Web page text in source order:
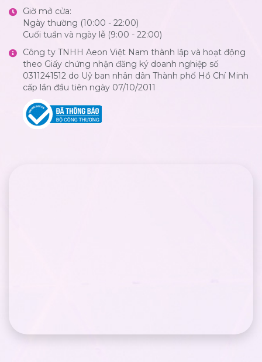
Giờ mở cửa:
Ngày thường (10:00 - 22:00)
Cuối tuần và ngày lễ (9:00 - 22:00)
Công ty TNHH Aeon Việt Nam thành lập và hoạt động
theo Giấy chứng nhận đăng ký doanh nghiệp số
0311241512 do Uỷ ban nhân dân Thành phố Hồ Chí Minh
cấp lần đầu tiên ngày 07/10/2011